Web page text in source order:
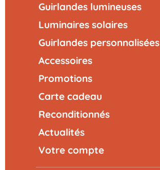
Guirlandes lumineuses
Luminaires solaires
Guirlandes personnalisées
Accessoires
Promotions
Carte cadeau
Reconditionnés
Actualités
Votre compte